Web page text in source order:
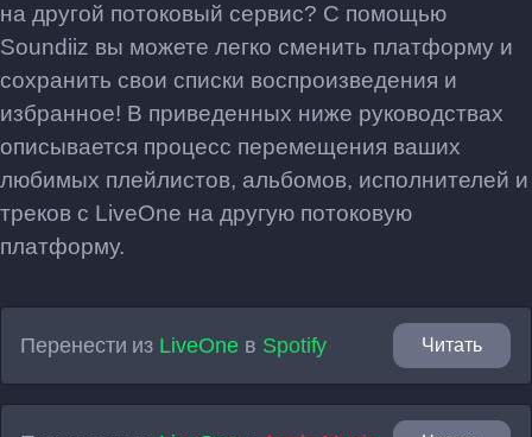
на другой потоковый сервис? С помощью
Soundiiz вы можете легко сменить платформу и
сохранить свои списки воспроизведения и
избранное! В приведенных ниже руководствах
описывается процесс перемещения ваших
любимых плейлистов, альбомов, исполнителей и
треков с LiveOne на другую потоковую
платформу.
Перенести из LiveOneв Spotify Читать